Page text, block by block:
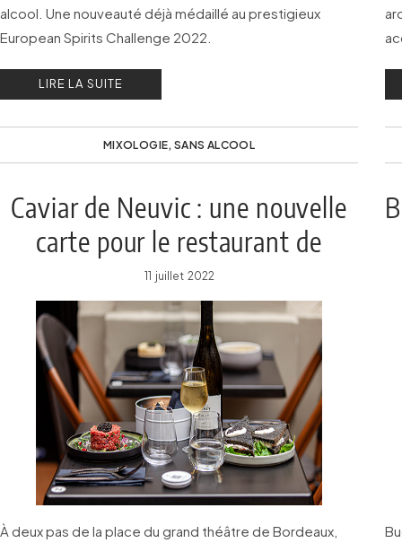
alcool. Une nouveauté déjà médaillé au prestigieux
European Spirits Challenge 2022.
LIRE LA SUITE
MIXOLOGIE, SANS ALCOOL
Caviar de Neuvic : une nouvelle
carte pour le restaurant de
Bordeaux
11 juillet 2022
À deux pas de la place du grand théâtre de Bordeaux,